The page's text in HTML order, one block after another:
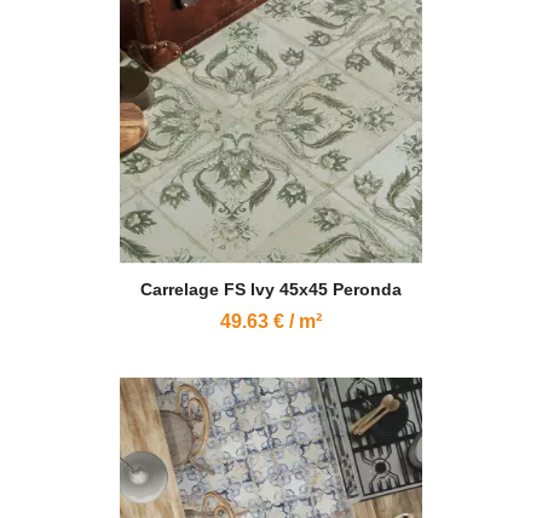
Carrelage FS Ivy 45x45 Peronda
49.63 € / m²